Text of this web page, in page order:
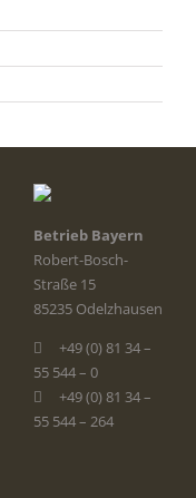
Betrieb Bayern
Robert-Bosch-
Straße 15
85235 Odelzhausen
+49 (0) 81 34 –
55 544 – 0
+49 (0) 81 34 –
55 544 – 264